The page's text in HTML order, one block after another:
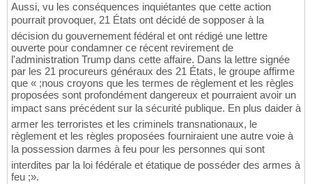
Aussi, vu les conséquences inquiétantes que cette action
pourrait provoquer, 21 États ont décidé de sopposer à la
décision du gouvernement fédéral et ont rédigé une lettre
ouverte pour condamner ce récent revirement de
l'administration Trump dans cette affaire. Dans la lettre signée
par les 21 procureurs généraux des 21 États, le groupe affirme
que « ;nous croyons que les termes de règlement et les règles
proposées sont profondément dangereux et pourraient avoir un
impact sans précédent sur la sécurité publique. En plus daider à
armer les terroristes et les criminels transnationaux, le
règlement et les règles proposées fourniraient une autre voie à
la possession darmes à feu pour les personnes qui sont
interdites par la loi fédérale et étatique de posséder des armes à
feu ;».